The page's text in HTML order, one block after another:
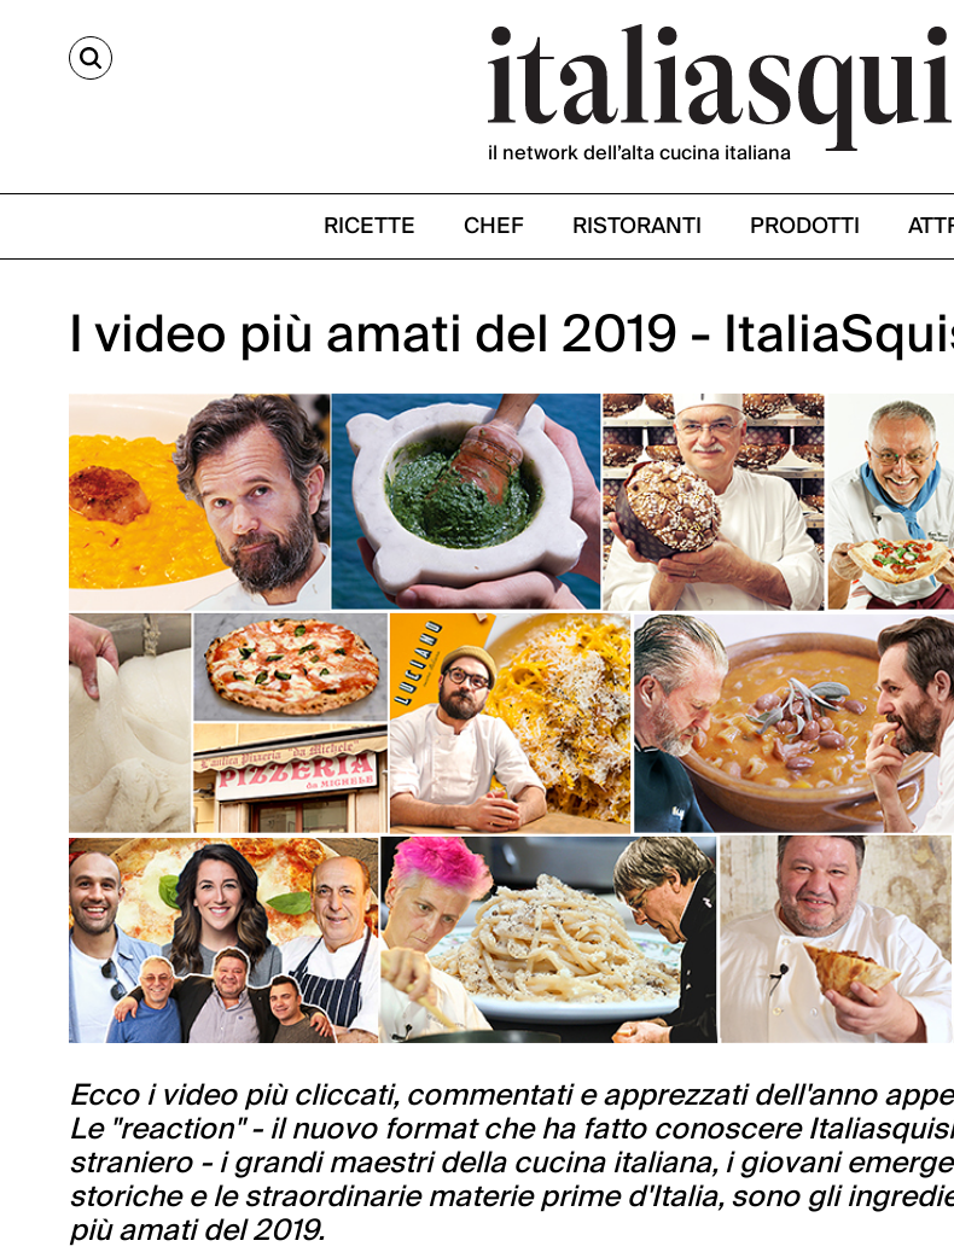
CERCA
il network dell’alta cucina italiana
RICETTE CHEF RISTORANTI PRODOTTI
I video più amati del 2019 -
Ecco i video più cliccati, commentati e apprezzati dell'anno
Le "reaction" - il nuovo format che ha fatto conoscere
straniero - i grandi maestri della cucina italiana, i giovani
storiche e le straordinarie materie prime d'Italia, sono gli
più amati del 2019.